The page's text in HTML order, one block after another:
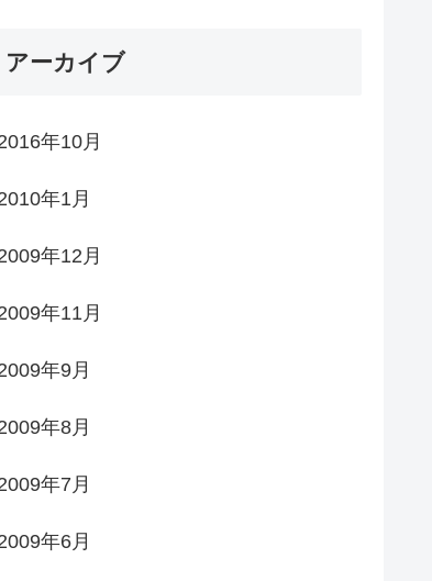
アーカイブ
年10月
年1月
年12月
年11月
年9月
年8月
年7月
年6月